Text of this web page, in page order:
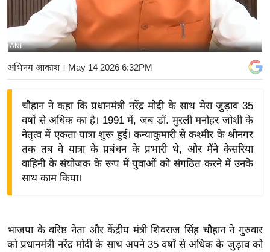
य
बि
ज़
ने
द्यो
शे
ष
ANI
अभिनय आकाश। May 14 2026 6:32PM
चौहान ने कहा कि प्रधानमंत्री नरेंद्र मोदी के साथ मेरा जुड़ाव 35
वर्षों से अधिक का है। 1991 में, जब डॉ. मुरली मनोहर जोशी के
नेतृत्व में एकता यात्रा शुरू हुई। कन्याकुमारी से कश्मीर के श्रीनगर
तक तब वे यात्रा के प्रबंधन के प्रभारी थे, और मैंने केसरिया
वाहिनी के संयोजक के रूप में युवाओं को संगठित करने में उनके
साथ काम किया।
भाजपा के वरिष्ठ नेता और केंद्रीय मंत्री शिवराज सिंह चौहान ने गुरुवार
को प्रधानमंत्री नरेंद्र मोदी के साथ अपने 35 वर्षों से अधिक के जुड़ाव को